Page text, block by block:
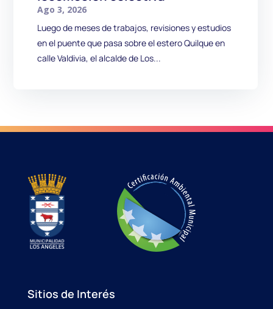
Ago 3, 2026
Luego de meses de trabajos, revisiones y estudios
en el puente que pasa sobre el estero Quilque en
calle Valdivia, el alcalde de Los...
Sitios de Interés